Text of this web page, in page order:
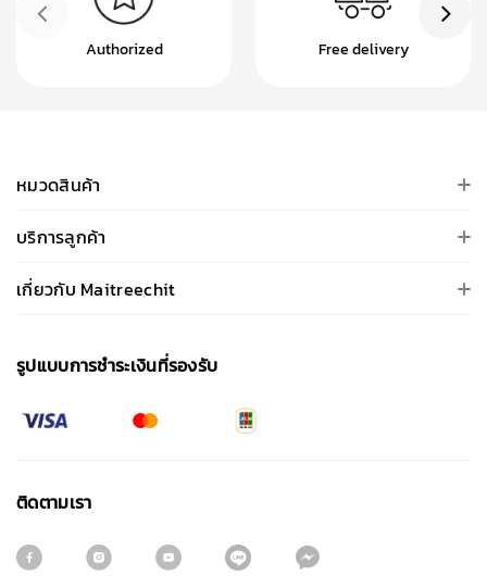
Authorized Free delivery
หมวดสินค้า
บริการลูกค้า
เกี่ยวกับ Maitreechit
รูปแบบการชําระเงินที่รองรับ
ติดตามเรา